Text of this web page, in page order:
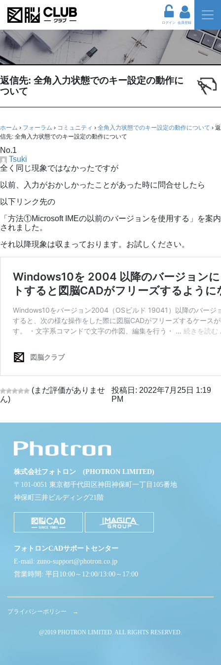
ログイン 会員登録
返信先: 全角入力状態でのキー設定の動作に
ついて
ホーム › フォーラム › コミュニティ › 全角入力状態でのキー設定の動作について › 返
信先: 全角入力状態でのキー設定の動作について
No.1
Tsuki
全く同じ現象ではなかったですが
以前、入力がおかしかったことがあった時に問合せしたら
以下リンク先の
「方法①Microsoft IMEの以前のバージョンを使用する」を案内
されました。
それ以降現象は収まっております。お試しください。
(まだ評価がありませ
ん)
投稿日: 2022年7月25日 1:19
PM
株式会社フォトロン (PHOTRON LIMITED)
〒101-0051 東京都千代田区神田神保町一丁目105番地
神保町三井ビルディング21階
フォトロンCADサポートセンター
E-mail: zuno-support@photron.co.jp
営業時間: 平日10:00～12:00/13:00～17:00
プライバシーポリシー →
@2019 PHOTRON LIMITED. ALL RIGHTS RESERVED.